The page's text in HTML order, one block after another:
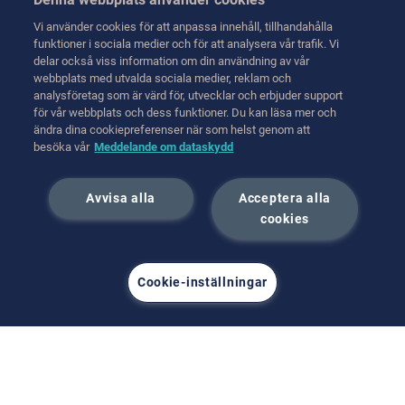
Transfer
Handling
Transport
Hot Cell Equipment
Training
Training
Kontakta oss
International (English)
juni 2023
Vi använder cookies för att anpassa innehåll, tillhandahålla
funktioner i sociala medier och för att analysera vår trafik. Vi
delar också viss information om din användning av vår
webbplats med utvalda sociala medier, reklam och
analysföretag som är värd för, utvecklar och erbjuder support
för vår webbplats och dess funktioner. Du kan läsa mer och
ändra dina cookiepreferenser när som helst genom att
besöka vår Meddelande om dataskydd
Acceptera alla
cookies
Avvisa alla
Cookie-inställningar